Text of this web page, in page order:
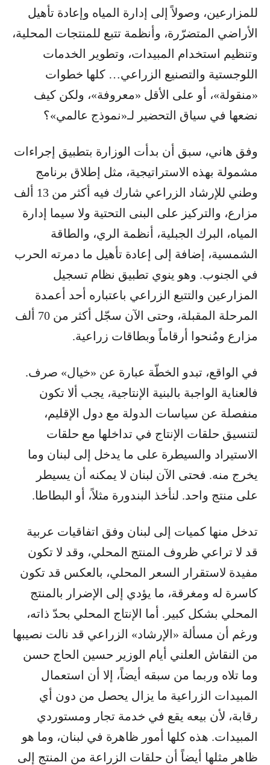
للمزارعين، وصولاً إلى إدارة المياه وإعادة تأهيل
الأراضي المتضرّرة، وأنظمة تتبع للمنتجات المحلية،
وتنظيم استخدام المبيدات، وتطوير الخدمات
اللوجستية والتصنيع الزراعي… كلها خطوات
«منقولة»، أو على الأقل «معروفة»، ولكن كيف
نضعها في سياق التحضير لـ«نموذج عالمي»؟
وفق هاني، سبق أن بدأت الوزارة بتطبيق إجراءات
مشمولة بهذه الاستراتيجية، مثل إطلاق برنامج
وطني للإرشاد الزراعي شارك فيه أكثر من 13 ألف
مزارع، والتركيز على البنى التحتية ولا سيما إدارة
المياه، البرك الجبلية، أنظمة الري، والطاقة
الشمسية، إضافة إلى إعادة تأهيل ما دمرته الحرب
في الجنوب. وهو ينوي تطبيق نظام تسجيل
المزارعين والتتبع الزراعي باعتباره أحد أعمدة
المرحلة المقبلة، وحتى الآن سجّل أكثر من 70 ألف
مزارع ومُنحوا أرقاماً وبطاقات زراعية.
في الواقع، تبدو الخطّة عبارة عن «خيال» صرف.
فالعناية الواجبة بالبنية الإنتاجية، يجب ألا تكون
منفصلة عن سياسات الدولة مع دول الإقليم،
لتنسيق حلقات الإنتاج في تداخلها مع حلقات
الاستيراد والسيطرة على ما يدخل إلى لبنان وما
يخرج منه. فحتى الآن لبنان لا يمكنه أن يسيطر
على منتج واحد. لنأخذ البندورة مثلاً، أو البطاطا.
تدخل منها كميات إلى لبنان وفق اتفاقيات عربية
قد لا تراعي ظروف المنتج المحلي، وقد لا تكون
مفيدة لاستقرار السعر المحلي، بالعكس قد تكون
كاسرة له ومغرقة، ما يؤدي إلى الإضرار بالمنتج
المحلي بشكل كبير. أما الإنتاج المحلي بحدّ ذاته،
ورغم أن مسألة «الإرشاد» الزراعي قد نالت نصيبها
من النقاش العلني أيام الوزير حسين الحاج حسن
وما تلاه وربما من سبقه أيضاً، إلا أن استعمال
المبيدات الزراعية ما يزال يحصل من دون أي
رقابة، لأن بيعه يقع في خدمة تجار ومستوردي
المبيدات. هذه كلها أمور ظاهرة في لبنان، وما هو
ظاهر مثلها أيضاً أن حلقات الزراعة من المنتج إلى